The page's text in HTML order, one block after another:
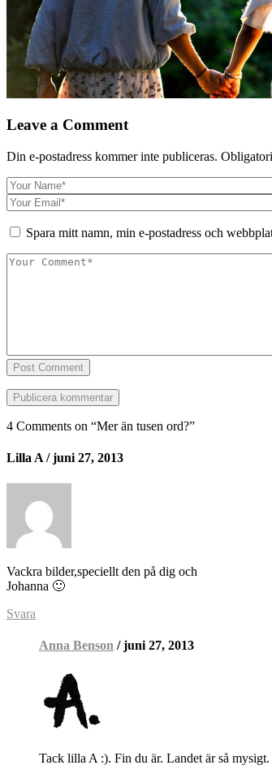
Leave a Comment
Din e-postadress kommer inte publiceras.
Spara mitt namn, min e-postadress och
Post Comment
4 Comments on “Mer än tusen ord?”
Lilla A / juni 27, 2013
Vackra bilder,speciellt den på dig och
Johanna 🙂
Svara
Anna Benson / juni 27, 2013
Tack lilla A :). Fin du är. Landet är så